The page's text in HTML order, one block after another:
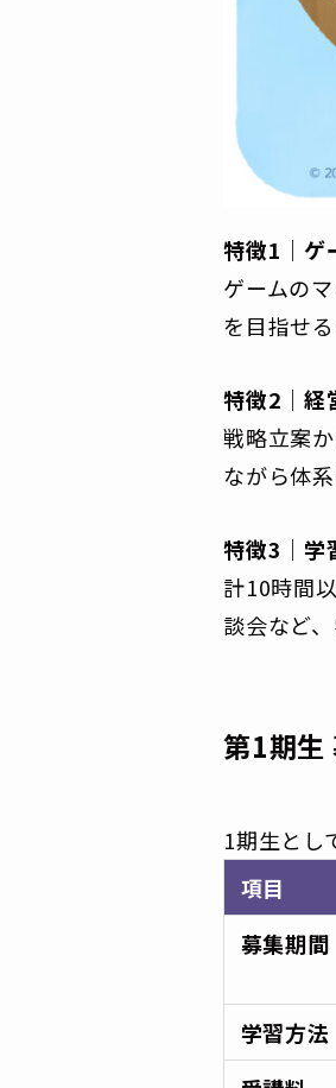
特徴1｜ゲ
ゲームの
を目指せ
特徴2｜経
戦略立案
ながら体
特徴3｜学
計10時間
談会など
第1期生
1期生とし
項目
募集期間
学習方法